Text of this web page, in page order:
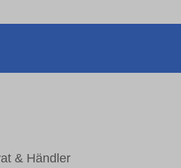
& Händler